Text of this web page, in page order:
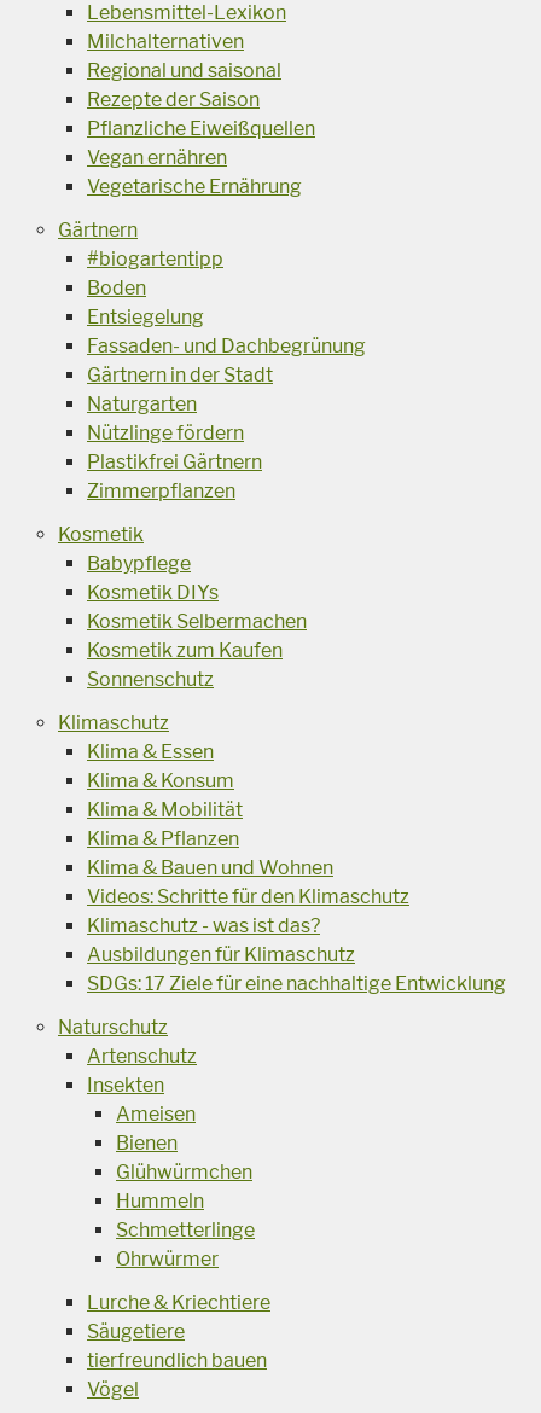
Lebensmittel-Lexikon
Milchalternativen
Regional und saisonal
Rezepte der Saison
Pflanzliche Eiweißquellen
Vegan ernähren
Vegetarische Ernährung
Gärtnern
#biogartentipp
Boden
Entsiegelung
Fassaden- und Dachbegrünung
Gärtnern in der Stadt
Naturgarten
Nützlinge fördern
Plastikfrei Gärtnern
Zimmerpflanzen
Kosmetik
Babypflege
Kosmetik DIYs
Kosmetik Selbermachen
Kosmetik zum Kaufen
Sonnenschutz
Klimaschutz
Klima & Essen
Klima & Konsum
Klima & Mobilität
Klima & Pflanzen
Klima & Bauen und Wohnen
Videos: Schritte für den Klimaschutz
Klimaschutz - was ist das?
Ausbildungen für Klimaschutz
SDGs: 17 Ziele für eine nachhaltige Entwicklung
Naturschutz
Artenschutz
Insekten
Ameisen
Bienen
Glühwürmchen
Hummeln
Schmetterlinge
Ohrwürmer
Lurche & Kriechtiere
Säugetiere
tierfreundlich bauen
Vögel